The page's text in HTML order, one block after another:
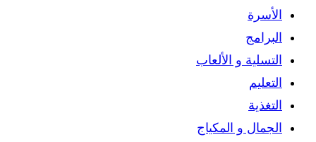
الأسرة
البرامج
التسلية و الألعاب
التعليم
التغذية
الجمال و المكياج